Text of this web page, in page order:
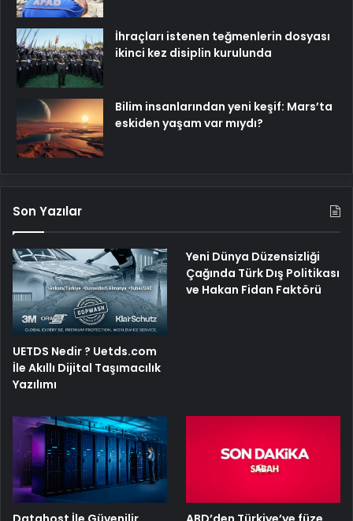
İhraçları istenen teğmenlerin dosyası
ikinci kez disiplin kurulunda
Bilim insanlarından yeni keşif: Mars’ta
eskiden yaşam var mıydı?
Son Yazılar
UETDS Nedir ? Uetds.com
İle Akıllı Dijital Taşımacılık
Yazılımı
Yeni Dünya Düzensizliği
Çağında Türk Dış Politikası
ve Hakan Fidan Faktörü